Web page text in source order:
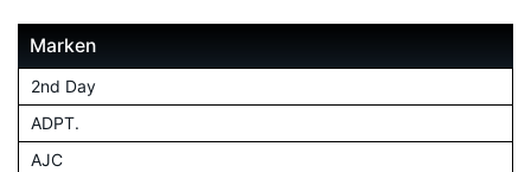
Marken
2nd Day
ADPT.
AJC